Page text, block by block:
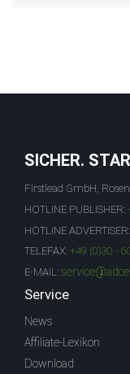
SICHER.
Firstlead GmbH,
HOTLINE PUBLISHER:
HOTLINE ADVERTISER:
TELEFAX: +49 (0)30 -
E-MAIL:
Service
News
Affiliate-Lexikon
Download